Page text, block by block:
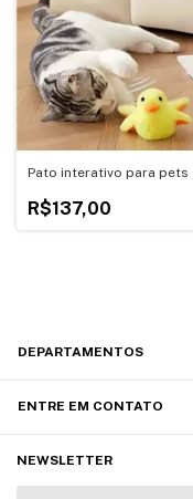
Pato interativo para pets
R$137,00
DEPARTAMENTOS
ENTRE EM CONTATO
NEWSLETTER